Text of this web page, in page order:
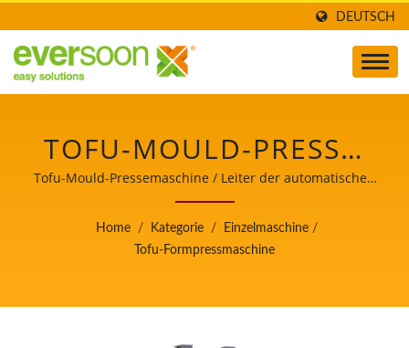
DEUTSCH
TOFU-MOULD-PRESSE,
TOFU-PRESSE,
LEBENSMITTELMASCHINE,
Tofu-Mould-Pressemaschine / Leiter der automatischen
Tofu- und Sojamilchherstellungsmaschinen mit
oberster Priorität für Lebensmittelsicherheit.
Home / Kategorie / Einzelmaschine /
Tofu-Formpressmaschine